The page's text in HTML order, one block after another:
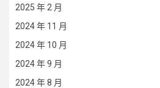
2025 年 2 月
2024 年 11 月
2024 年 10 月
2024 年 9 月
2024 年 8 月